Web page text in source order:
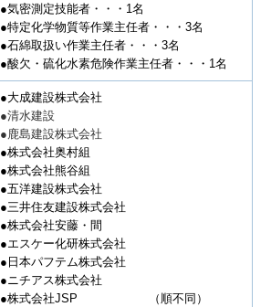
●気密測定技能者・・・1名
●特定化学物質等作業主任者・・・3名
●石綿取扱い作業主任者・・・3名
●酸欠・硫化水素危険作業主任者・・・1名
●大成建設株式会社
●清水建設
●鹿島建設株式会社
●株式会社奥村組
●株式会社熊谷組
●五洋建設株式会社
●三井住友建設株式会社
●株式会社安藤・間
●エスケー化研株式会社
●日本パフテム株式会社
●ニチアス株式会社
●株式会社JSP （順不同）